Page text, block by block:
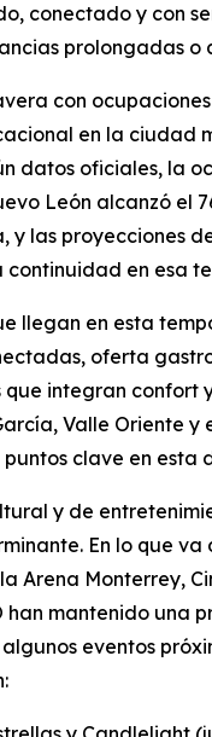
conectado y con
prolongadas o
con
en la ciudad
datos oficiales, la
León alcanzó el
y las proyecciones
continuidad en esa
llegan en esta
oferta
integran confort
Valle Oriente y
clave en esta
y de
En lo que va
Arena Monterrey,
han mantenido una
eventos